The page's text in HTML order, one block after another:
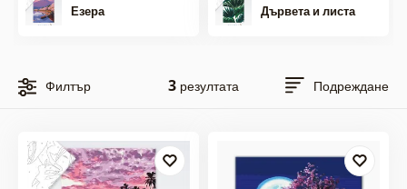
Езера Дървета и листа
Филтър 3 резултата Подреждане